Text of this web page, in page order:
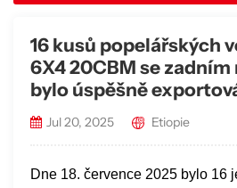
16 kusů popelářských
6X4 20CBM se
bylo úspěšně
Jul 20, 2025 Etiopie
Dne 18. července 2025 bylo 16